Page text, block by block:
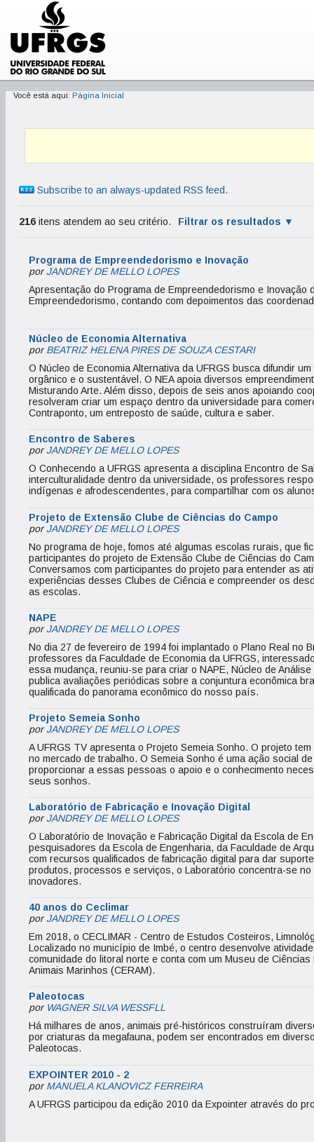
Você está aqui: Página Inicial
Subscribe to an always-updated RSS feed.
216itens atendem ao seu critério. Filtrar os resultados
Programa de Empreendedorismo e Inovação
porJANDREY DE MELLO LOPES
Apresentação do Programa de Empreendedorismo e Inovação
Empreendedorismo, contando com depoimentos das
Núcleo de Economia Alternativa
porBEATRIZ HELENA PIRES DE SOUZA CESTARI
O Núcleo de Economia Alternativa da UFRGS busca difundir
orgânico e o sustentável. O NEA apoia diversos
Misturando Arte. Além disso, depois de seis anos apoiando
resolveram criar um espaço dentro da universidade para
Contraponto, um entreposto de saúde, cultura e saber.
Encontro de Saberes
porJANDREY DE MELLO LOPES
O Conhecendo a UFRGS apresenta a disciplina Encontro de
interculturalidade dentro da universidade, os professores
indígenas e afrodescendentes, para compartilhar com os
Projeto de Extensão Clube de Ciências do Campo
porJANDREY DE MELLO LOPES
No programa de hoje, fomos até algumas escolas rurais, que
participantes do projeto de Extensão Clube de Ciências do
Conversamos com participantes do projeto para entender as
experiências desses Clubes de Ciência e compreender os
as escolas.
NAPE
porJANDREY DE MELLO LOPES
No dia 27 de fevereiro de 1994 foi implantado o Plano Real no
professores da Faculdade de Economia da UFRGS,
essa mudança, reuniu­-se para criar o NAPE, Núcleo de
publica avaliações periódicas sobre a conjuntura econômica
qualificada do panorama econômico do nosso país.
Projeto Semeia Sonho
porJANDREY DE MELLO LOPES
A UFRGS TV apresenta o Projeto Semeia Sonho. O projeto
no mercado de trabalho. O Semeia Sonho é uma ação social
proporcionar a essas pessoas o apoio e o conhecimento
seus sonhos.
Laboratório de Fabricação e Inovação Digital
porJANDREY DE MELLO LOPES
O Laboratório de Inovação e Fabricação Digital da Escola de
pesquisadores da Escola de Engenharia, da Faculdade de
com recursos qualificados de fabricação digital para dar
produtos, processos e serviços, o Laboratório concentra-se
inovadores.
40 anos do Ceclimar
porJANDREY DE MELLO LOPES
Em 2018, o CECLIMAR - Centro de Estudos Costeiros,
Localizado no município de Imbé, o centro desenvolve
comunidade do litoral norte e conta com um Museu de
Animais Marinhos (CERAM).
Paleotocas
por WAGNER SILVA WESSFLL
Há milhares de anos, animais pré-históricos construíram
por criaturas da megafauna, podem ser encontrados em
Paleotocas.
EXPOINTER 2010 - 2
porMANUELA KLANOVICZ FERREIRA
A UFRGS participou da edição 2010 da Expointer através do